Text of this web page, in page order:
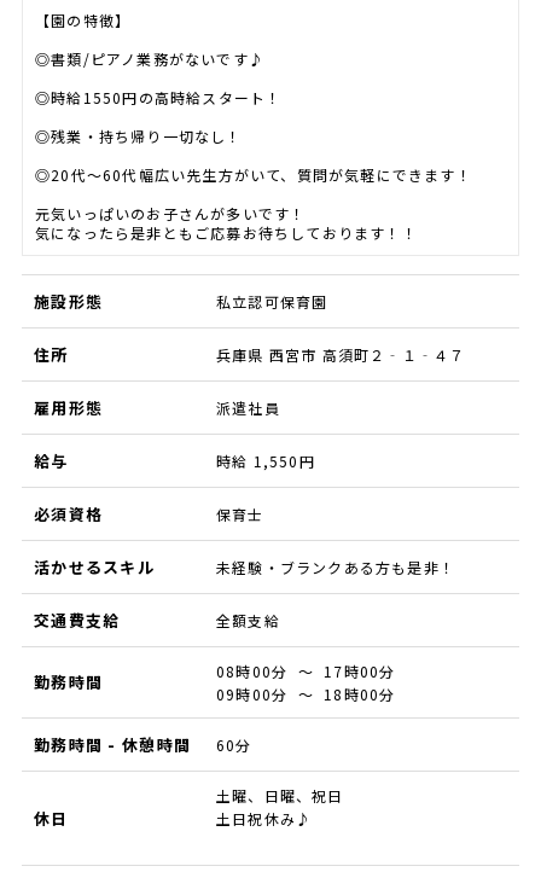
【園の特徴】
◎書類/ピアノ業務がないです♪
◎時給1550円の高時給スタート！
◎残業・持ち帰り一切なし！
◎20代～60代幅広い先生方がいて、質問が気軽にできます！
元気いっぱいのお子さんが多いです！
気になったら是非ともご応募お待ちしております！！
施設形態 私立認可保育園
住所 兵庫県 西宮市 高須町２‐１‐４７
雇用形態 派遣社員
給与 時給 1,550円
必須資格 保育士
活かせるスキル 未経験・ブランクある方も是非！
交通費支給 全額支給
勤務時間
08時00分 ～ 17時00分
09時00分 ～ 18時00分
勤務時間 - 休憩時間 60分
休日
土曜、日曜、祝日
土日祝休み♪